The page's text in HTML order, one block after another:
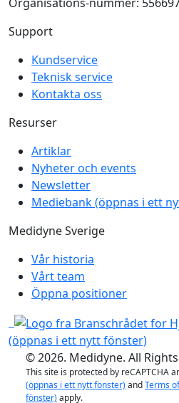
Organisations-nummer:
Support
Kundservice
Teknisk service
Kontakta oss
Resurser
Artiklar
Nyheter och events
Newsletter
Mediebank(öppnas i ett
Medidyne Sverige
Vår historia
Vårt team
Öppna positioner
(öppnas i ett nytt fönster)
© 2026. Medidyne. All
This site is protected by reCAPTCHA
(öppnas i ett nytt fönster)andTerms
fönster)apply.